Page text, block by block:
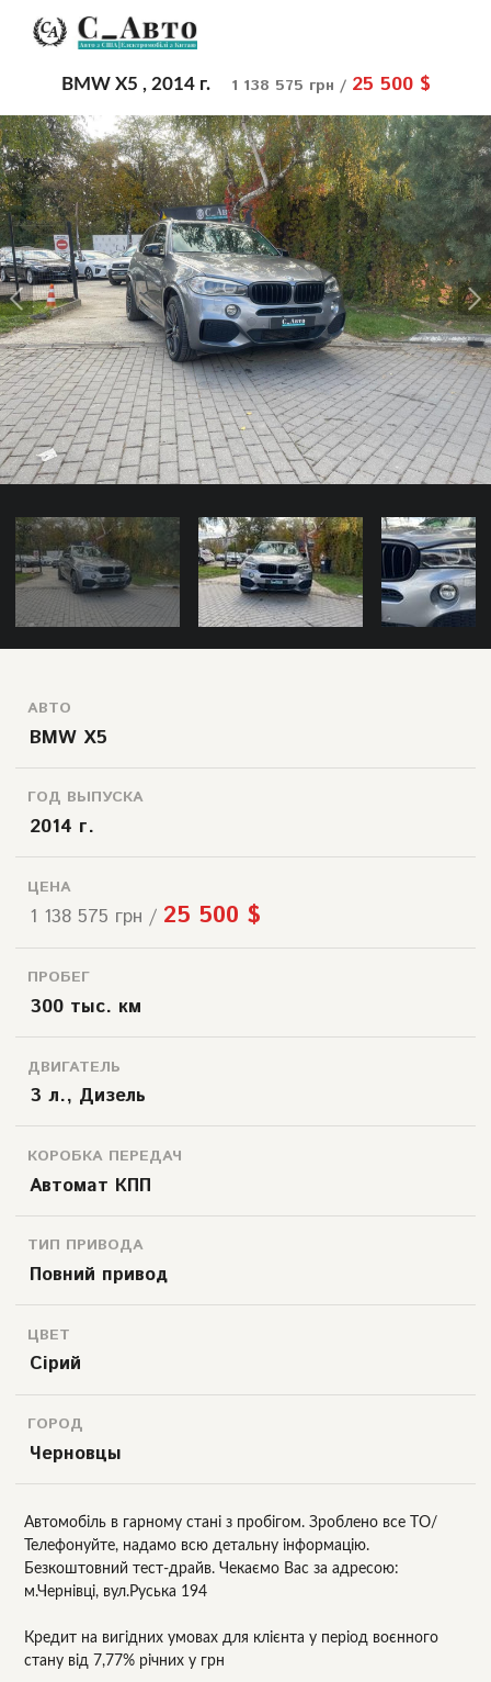
BMW X5 , 2014 г. 1 138 575 грн / 25 500 $
АВТО
BMW X5
ГОД ВЫПУСКА
2014 г.
ЦЕНА
1 138 575 грн / 25 500 $
ПРОБЕГ
300 тыс. км
ДВИГАТЕЛЬ
3 л., Дизель
КОРОБКА ПЕРЕДАЧ
Автомат КПП
ТИП ПРИВОДА
Повний привод
ЦВЕТ
Сірий
ГОРОД
Черновцы
Автомобіль в гарному стані з пробігом. Зроблено все ТО/
Телефонуйте, надамо всю детальну інформацію.
Безкоштовний тест-драйв. Чекаємо Вас за адресою:
м.Чернівці, вул.Руська 194
Кредит на вигідних умовах для клієнта у період воєнного
стану від 7,77% річних у грн